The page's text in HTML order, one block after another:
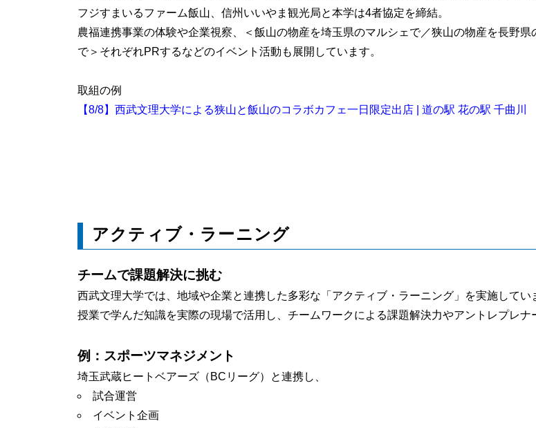
フジすまいるファーム飯山、信州いいやま観光局と本学は4者協定を締結。
農福連携事業の体験や企業視察、＜飯山の物産を埼玉県のマルシェで／狭山の物産を長野県
で＞それぞれPRするなどのイベント活動も展開しています。
取組の例
【8/8】西武文理大学による狭山と飯山のコラボカフェ一日限定出店 | 道の駅 花の駅 千曲川
アクティブ・ラーニング
チームで課題解決に挑む
西武文理大学では、地域や企業と連携した多彩な「アクティブ・ラーニング」を実施してい
授業で学んだ知識を実際の現場で活用し、チームワークによる課題解決力やアントレプレ
例：スポーツマネジメント
埼玉武蔵ヒートベアーズ（BCリーグ）と連携し、
試合運営
イベント企画